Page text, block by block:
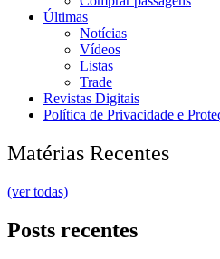
Últimas
Notícias
Vídeos
Listas
Trade
Revistas Digitais
Política de Privacidade e
Matérias Recentes
(ver todas)
Posts recentes